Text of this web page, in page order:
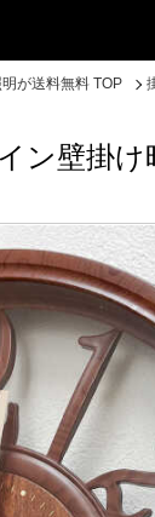
が送料無料 TOP
ン壁掛